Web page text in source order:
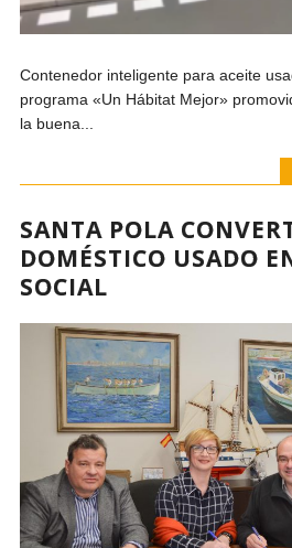
Contenedor inteligente para aceite
programa «Un Hábitat Mejor»
la buena...
SANTA POLA
DOMÉSTICO USADO
SOCIAL